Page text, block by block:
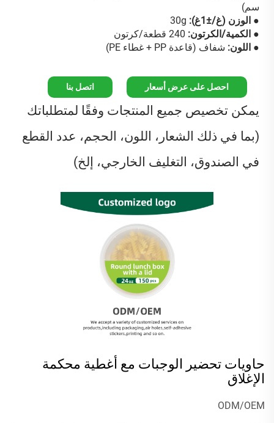
سم)
● الوزن (غ/±1غ):
30g
● الكمية/الكرتون: 240 قطعة/كرتون
● اللون: شفاف (قاعدة PP + غطاء PE)
احصل على عرض أسعار اتصل بنا
يمكن تخصيص جميع المنتجات وفقًا لمتطلباتك
(بما في ذلك الشعار، اللون، الحجم، عدد القطع
في الصندوق، التغليف الخارجي، إلخ)
حاويات تحضير الوجبات مع أغطية محكمة
الإغلاق
ODM/OEM